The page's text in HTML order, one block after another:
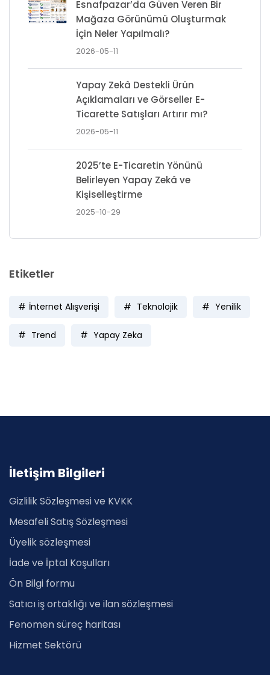
Esnafpazar’da Güven Veren Bir
Mağaza Görünümü Oluşturmak
İçin Neler Yapılmalı?
2026-05-11
Yapay Zekâ Destekli Ürün
Açıklamaları ve Görseller E-
Ticarette Satışları Artırır mı?
2026-05-11
2025’te E-Ticaretin Yönünü
Belirleyen Yapay Zekâ ve
Kişiselleştirme
2025-10-29
Etiketler
İnternet Alışverişi Teknolojik Yenilik
Trend Yapay Zeka
İletişim Bilgileri
Gizlilik Sözleşmesi ve KVKK
Mesafeli Satış Sözleşmesi
Üyelik sözleşmesi
İade ve İptal Koşulları
Ön Bilgi formu
Satıcı iş ortaklığı ve ilan sözleşmesi
Fenomen süreç haritası
Hizmet Sektörü